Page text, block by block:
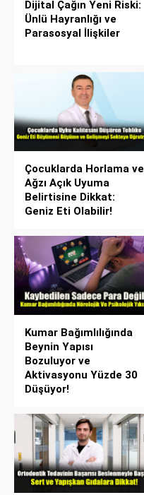
Dijital Çağın Yeni Riski:
Ünlü Hayranlığı ve
Parasosyal İlişkiler
Çocuklarda Horlama ve
Ağzı Açık Uyuma
Belirtisine Dikkat:
Geniz Eti Olabilir!
Kumar Bağımlılığında
Beynin Yapısı
Bozuluyor ve
Aktivasyonu Yüzde 30
Düşüyor!